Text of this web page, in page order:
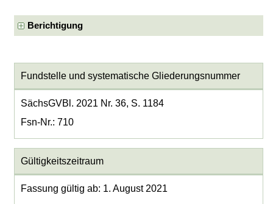
Berichtigung
Fundstelle und systematische Gliederungsnummer
SächsGVBl. 2021 Nr. 36, S. 1184
Fsn-Nr.: 710
Gültigkeitszeitraum
Fassung gültig ab: 1. August 2021